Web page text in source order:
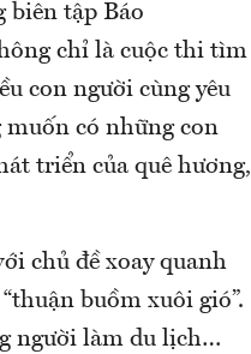
biên tập Báo
chỉ là cuộc thi tìm
con người cùng yêu
muốn có những con
triển của quê hương,
chủ đề xoay quanh
buồm xuôi gió”.
người làm du lịch…